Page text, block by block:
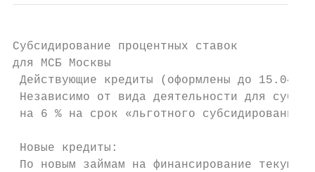
Субсидирование процентных ставок
для МСБ Москвы
Действующие кредиты (оформлены до
Независимо от вида деятельности для
на 6 % на срок «льготного
Новые кредиты:
По новым займам на финансирование